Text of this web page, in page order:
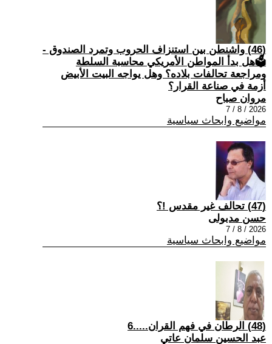
(46) واشنطن بين استنزاف الحروب وتمرد الصندوق -
🗳هل بدأ المواطن الأمريكي محاسبة السلطة
ومراجعة تحالفات بلاده؟ وهل يواجه البيت الأبيض
أزمة في صناعة القرار؟
مروان صباح
2026 / 8 / 7
مواضيع وابحاث سياسية
(47) تحالف غير مقدس !؟
حسن مدبولى
2026 / 8 / 7
مواضيع وابحاث سياسية
(48) الرطان في فهم القران.....6
عبد الحسين سلمان عاتي